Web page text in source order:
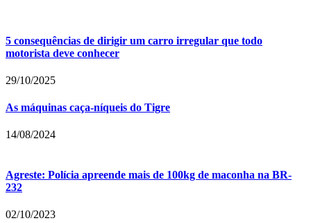
5 consequências de dirigir um carro irregular que todo
motorista deve conhecer
29/10/2025
As máquinas caça-níqueis do Tigre
14/08/2024
Agreste: Polícia apreende mais de 100kg de maconha na BR-
232
02/10/2023